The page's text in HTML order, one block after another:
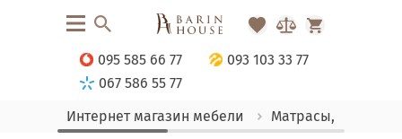
095 585 66 77
093 103 33 77
067 586 55 77
Интернет магазин мебели
Матрасы, текстиль